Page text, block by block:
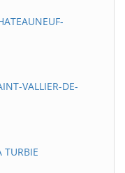
VALLIER-DE-